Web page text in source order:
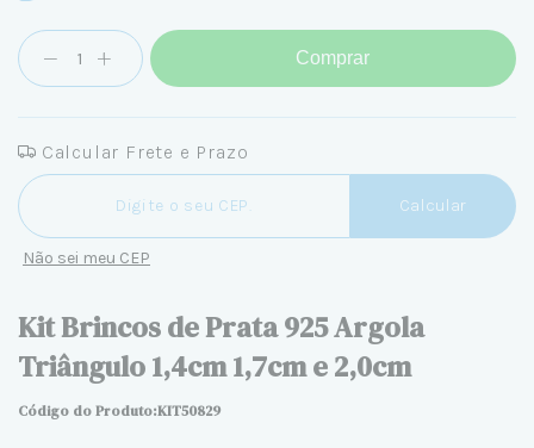
Comprar
Calcular Frete e Prazo
Entregas para o CEP:
Calcular
Não sei meu CEP
Kit Brincos de Prata 925 Argola
Triângulo 1,4cm 1,7cm e 2,0cm
Código do Produto:KIT50829